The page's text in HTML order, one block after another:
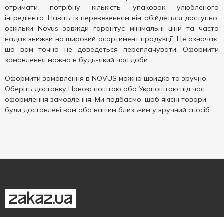
отримати потрібну кількість упаковок улюбленого
інгредієнта. Навіть із перевезенням він обійдеться доступно,
оскільки Novus завжди гарантує мінімальні ціни та часто
надає знижки на широкий асортимент продукції. Це означає,
що вам точно не доведеться переплачувати. Оформити
замовлення можна в будь-який час доби.
Оформити замовлення в NOVUS можна швидко та зручно.
Оберіть доставку Новою поштою або Укрпоштою під час
оформлення замовлення. Ми подбаємо, щоб якісні товари
були доставлені вам або вашим близьким у зручний спосіб.